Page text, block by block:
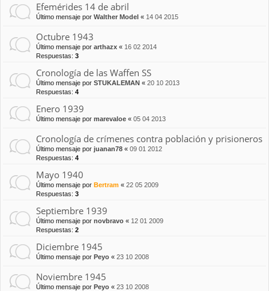
Efemérides 14 de abril
Último mensaje por Walther Model « 14 04 2015
Octubre 1943
Último mensaje por arthazx « 16 02 2014
Respuestas: 3
Cronología de las Waffen SS
Último mensaje por STUKALEMAN « 20 10 2013
Respuestas: 4
Enero 1939
Último mensaje por marevaloe « 05 04 2013
Cronología de crímenes contra población y prisioneros
Último mensaje por juanan78 « 09 01 2012
Respuestas: 4
Mayo 1940
Último mensaje por Bertram « 22 05 2009
Respuestas: 3
Septiembre 1939
Último mensaje por novbravo « 12 01 2009
Respuestas: 2
Diciembre 1945
Último mensaje por Peyo « 23 10 2008
Noviembre 1945
Último mensaje por Peyo « 23 10 2008